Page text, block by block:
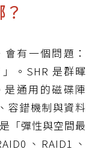
有一個問題：
。SHR 是群暉
是通用的磁碟陣
容錯機制與資料
「彈性與空間最
、RAID1、